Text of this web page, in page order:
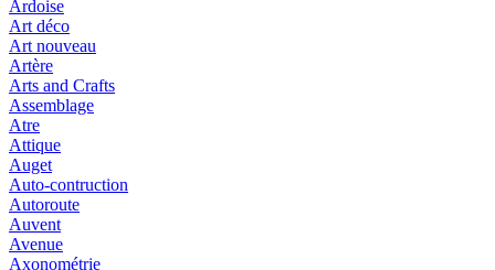
Ardoise
Art déco
Art nouveau
Artère
Arts and Crafts
Assemblage
Atre
Attique
Auget
Auto-contruction
Autoroute
Auvent
Avenue
Axonométrie